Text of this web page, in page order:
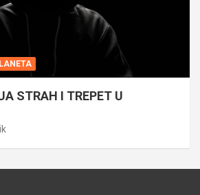
STRAH I TREPET U